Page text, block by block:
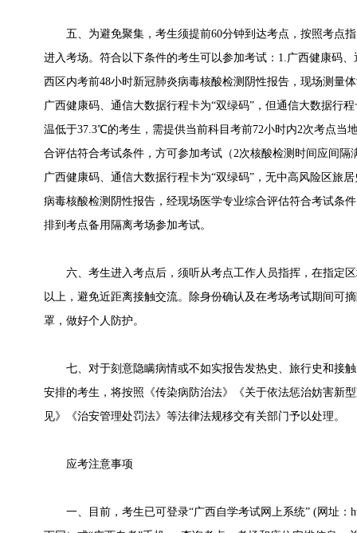
五、为避免聚集，考生须提前60分钟到达考点，按照考点指
进入考场。符合以下条件的考生可以参加考试：1.广西健康码
西区内考前48小时新冠肺炎病毒核酸检测阴性报告，现场测量
广西健康码、通信大数据行程卡为“双绿码”，但通信大数据行
温低于37.3℃的考生，需提供当前科目考前72小时内2次考点当
合评估符合考试条件，方可参加考试（2次核酸检测时间应间
广西健康码、通信大数据行程卡为“双绿码”，无中高风险区旅
病毒核酸检测阴性报告，经现场医学专业综合评估符合考试条
排到考点备用隔离考场参加考试。
六、考生进入考点后，须听从考点工作人员指挥，在指定区
以上，避免近距离接触交流。除身份确认及在考场考试期间可
罩，做好个人防护。
七、对于刻意隐瞒病情或不如实报告发热史、旅行史和接触
安排的考生，将按照《传染病防治法》《关于依法惩治妨害新
见》《治安管理处罚法》等法律法规移交有关部门予以处理。
应考注意事项
一、目前，考生已可登录“广西自学考试网上系统” (网址：